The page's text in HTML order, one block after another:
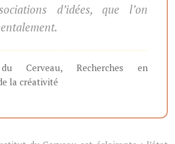
d’idées, que l’on
Cerveau, Recherches en
la créativité